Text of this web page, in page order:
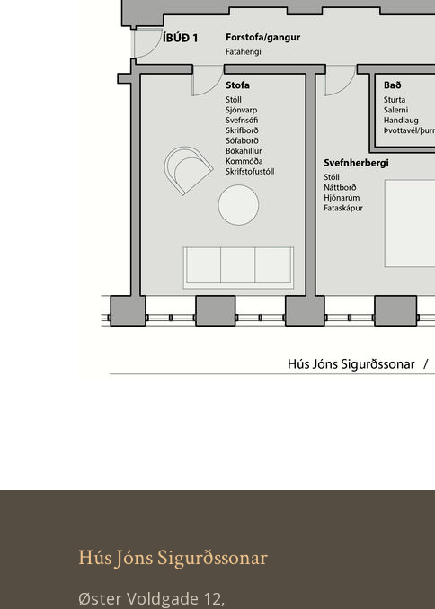
Hús Jóns Sigurðssonar
Øster Voldgade 12,